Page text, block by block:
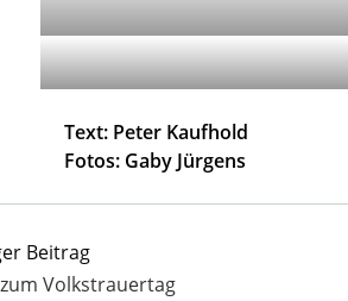
Text: Peter Kaufhold
Fotos: Gaby Jürgens
Beitrag
Volkstrauertag